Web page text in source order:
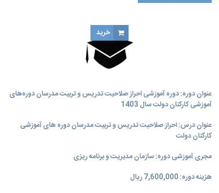
عنوان دوره: دوره آموزشی احراز صلاحیت تدریس و تربیت مدرسان دوره‌های
آموزشی کارکنان دولت سال 1403
عنوان درس: احراز صلاحیت تدریس و تربیت مدرسان دوره های آموزشی
کارکنان دولت
مجری آموزشی دوره: سازمان مدیریت و برنامه‌ ریزی
هزینه دوره: 7,600,000 ریال
خرید